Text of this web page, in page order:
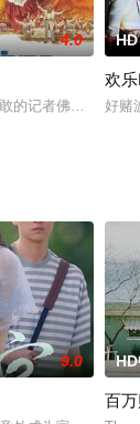
社长和同事处处
太离家出走。好
4.0
的记者佛莱契，他
HD
欢
好赌
9.0
百